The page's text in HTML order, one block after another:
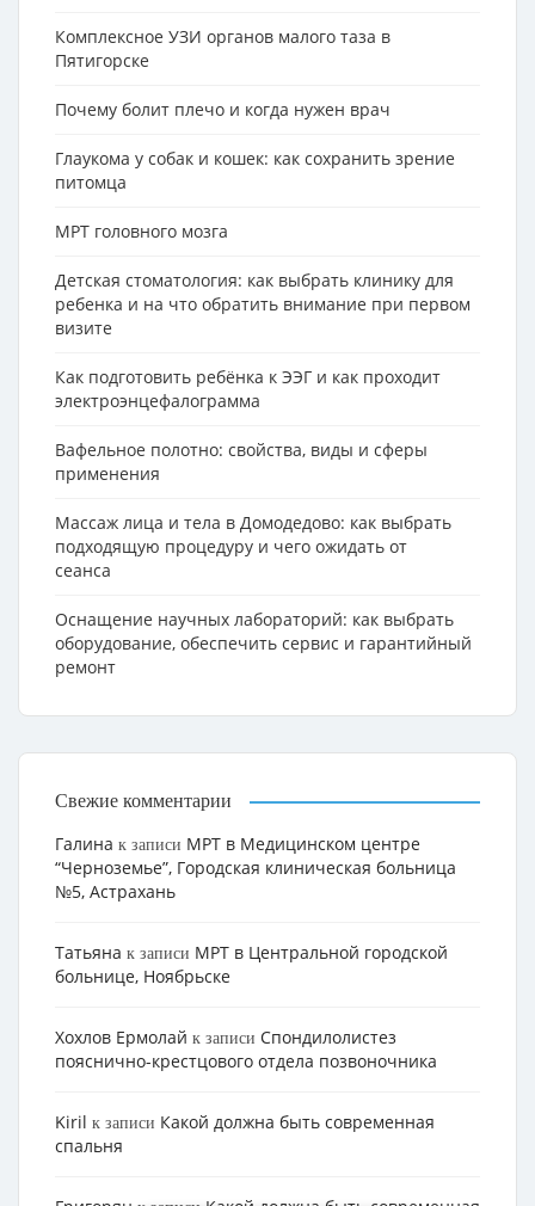
Комплексное УЗИ органов малого таза в
Пятигорске
Почему болит плечо и когда нужен врач
Глаукома у собак и кошек: как сохранить зрение
питомца
МРТ головного мозга
Детская стоматология: как выбрать клинику для
ребенка и на что обратить внимание при первом
визите
Как подготовить ребёнка к ЭЭГ и как проходит
электроэнцефалограмма
Вафельное полотно: свойства, виды и сферы
применения
Массаж лица и тела в Домодедово: как выбрать
подходящую процедуру и чего ожидать от
сеанса
Оснащение научных лабораторий: как выбрать
оборудование, обеспечить сервис и гарантийный
ремонт
Свежие комментарии
Галина к записи МРТ в Медицинском центре
“Черноземье”, Городская клиническая больница
№5, Астрахань
Татьяна к записи МРТ в Центральной городской
больнице, Ноябрьске
Хохлов Ермолай к записи Cпондилолистез
пояснично-крестцового отдела позвоночника
Kiril к записи Какой должна быть современная
спальня